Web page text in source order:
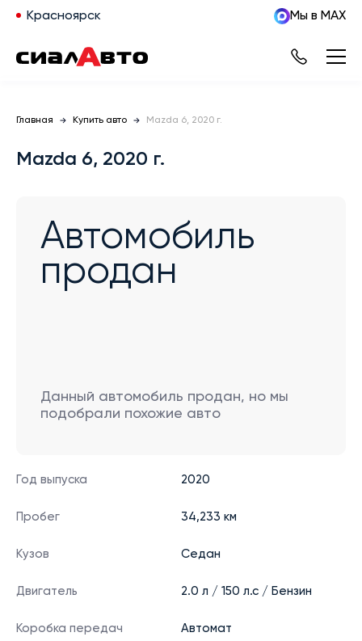
Красноярск Мы в MAX
Главная Купить авто Mazda 6, 2020 г.
Mazda 6, 2020 г.
Год выпуска 2020
Пробег 34,233 км
Кузов Седан
Двигатель 2.0 л / 150 л.с / Бензин
Коробка передач Автомат
Автомобиль
продан
Данный автомобиль продан, но мы
подобрали похожие авто